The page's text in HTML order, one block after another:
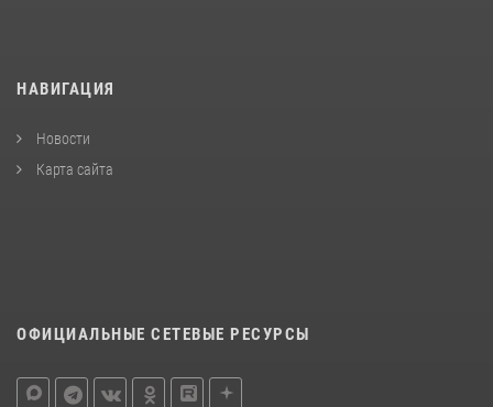
НАВИГАЦИЯ
Новости
Карта сайта
ОФИЦИАЛЬНЫЕ СЕТЕВЫЕ РЕСУРСЫ